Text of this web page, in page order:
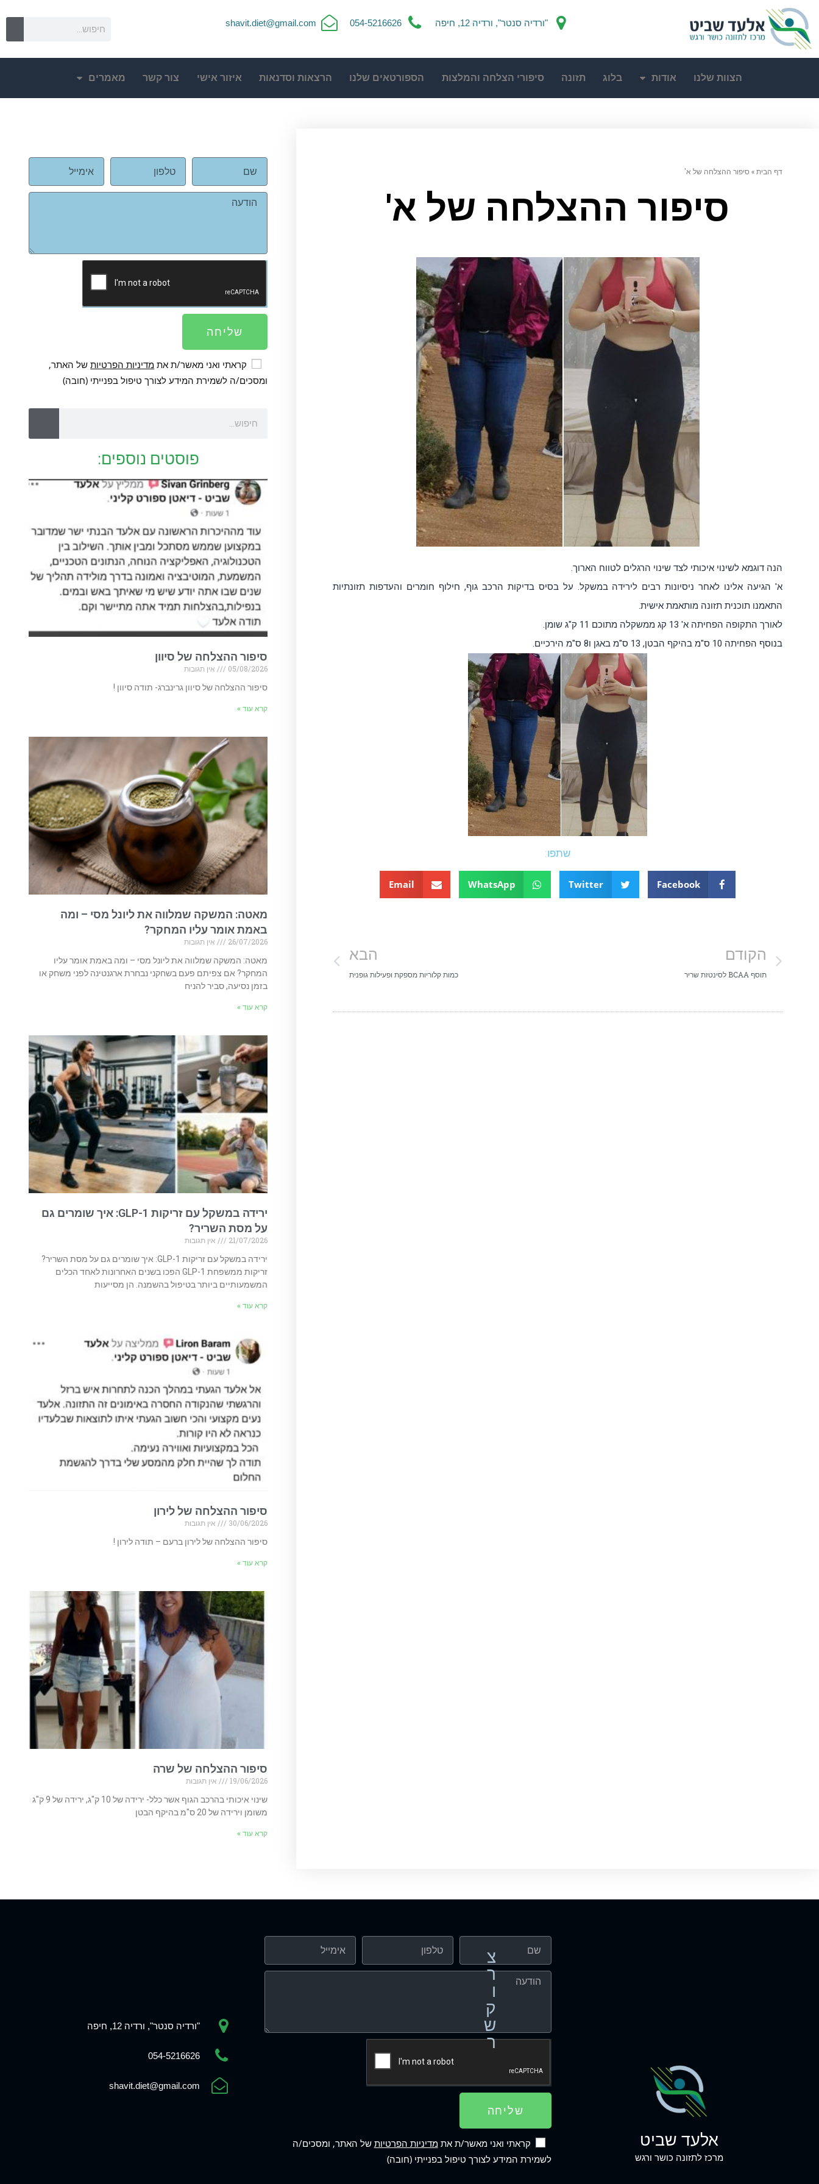
"ורדיה סנטר", ורדיה 12, חיפה 054-5216626
shavit.diet@gmail.com
הצוות שלנו אודות בלוג תזונה סיפורי הצלחה והמלצות הספורטאים שלנו הרצאות וסדנאות איזור אישי צור קשר מאמרים
דף הבית»סיפור ההצלחה של א'
סיפור ההצלחה של א'
הנה דוגמא לשינוי איכותי לצד שינוי הרגלים לטווח הארוך.
א' הגיעה אלינו לאחר ניסיונות רבים לירידה במשקל. על בסיס בדיקות הרכב גוף, חילוף חומרים והעדפות תזונתיות
התאמנו תוכנית תזונה מותאמת אישית.
לאורך התקופה הפחיתה א' 13 קג ממשקלה מתוכם 11 ק"ג שומן.
בנוסף הפחיתה 10 ס"מ בהיקף הבטן, 13 ס"מ באגן ו8 ס"מ הירכיים.
שתפו:
Facebook
Twitter
WhatsApp
Email
הקודם
תוסף BCAA לסינטזת שריר
הבא
כמות קלוריות מספקת ופעילות גופנית
שליחה
קראתי ואני מאשר/ת את מדיניות הפרטיותשל האתר,
ומסכים/ה לשמירת המידע לצורך טיפול בפנייתי (חובה)
פוסטים נוספים:
סיפור ההצלחה של סיוון
05/08/2026
אין תגובות
סיפור ההצלחה של סיוון גרינברג- תודה סיוון !
קרא עוד »
מאטה: המשקה שמלווה את ליונל מסי – ומה
באמת אומר עליו המחקר?
26/07/2026
אין תגובות
מאטה: המשקה שמלווה את ליונל מסי – ומה באמת אומר עליו
המחקר? אם צפיתם פעם בשחקני נבחרת ארגנטינה לפני משחק או
בזמן נסיעה, סביר להניח
קרא עוד »
ירידה במשקל עם זריקות GLP-1: איך שומרים גם
על מסת השריר?
21/07/2026
אין תגובות
ירידה במשקל עם זריקות GLP-1: איך שומרים גם על מסת השריר?
זריקות ממשפחת GLP-1 הפכו בשנים האחרונות לאחד הכלים
המשמעותיים ביותר בטיפול בהשמנה. הן מסייעות
קרא עוד »
סיפור ההצלחה של לירון
30/06/2026
אין תגובות
סיפור ההצלחה של לירון ברעם – תודה לירון !
קרא עוד »
סיפור ההצלחה של שרה
19/06/2026
אין תגובות
שינוי איכותי בהרכב הגוף אשר כלל- ירידה של 10 ק"ג, ירידה של 9 ק"ג
משומן וירידה של 20 ס"מ בהיקף הבטן
קרא עוד »
צ
ר
ו
ק
ש
ר
אלעד שביט
מרכז לתזונה כושר ורגש
שליחה
קראתי ואני מאשר/ת אתמדיניות הפרטיות של האתר, ומסכים/ה
לשמירת המידע לצורך טיפול בפנייתי (חובה)
"ורדיה סנטר", ורדיה 12, חיפה
054-5216626
shavit.diet@gmail.com